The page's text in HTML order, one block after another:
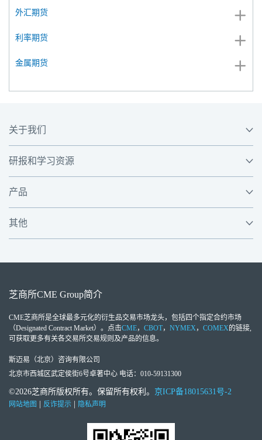
外汇期货
利率期货
金属期货
关于我们
研报和学习资源
产品
其他
芝商所CME Group简介
CME芝商所是全球最多元化的衍生品交易市场龙头，包括四个指定合约市场
（Designated Contract Market）。点击CME， CBOT， NYMEX， COMEX的链接,
可获取更多有关各交易所交易规则及产品的信息。
斯迈易（北京）咨询有限公司
北京市西城区武定侯街6号卓著中心 电话：010-59131300
©2026芝商所版权所有。保留所有权利。 京ICP备18015631号-2
网站地图 反诈提示 隐私声明